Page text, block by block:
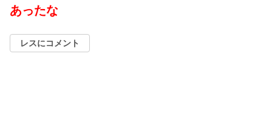
あったな
レスにコメント